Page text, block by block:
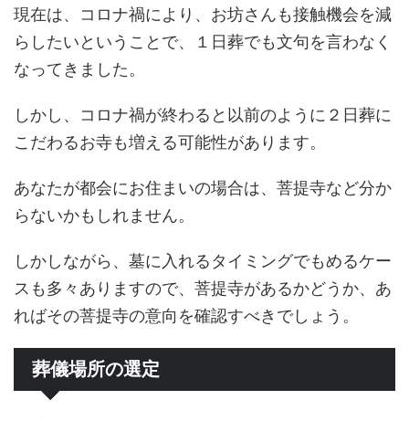
現在は、コロナ禍により、お坊さんも接触機会を減
らしたいということで、１日葬でも文句を言わなく
なってきました。
しかし、コロナ禍が終わると以前のように２日葬に
こだわるお寺も増える可能性があります。
あなたが都会にお住まいの場合は、菩提寺など分か
らないかもしれません。
しかしながら、墓に入れるタイミングでもめるケー
スも多々ありますので、菩提寺があるかどうか、あ
ればその菩提寺の意向を確認すべきでしょう。
葬儀場所の選定